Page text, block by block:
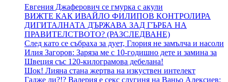
Евгения Джаферович се гмурка с акули
ВИЖТЕ КАК ИВАЙЛО ФИЛИПОВ КОНТРОЛИРА
ДИГИТАЛНАТА ДЪРЖАВА ЗАД ГЪРБА НА
ПРАВИТЕЛСТВОТО? (РАЗСЛЕДВАНЕ)
След като се събраха за дует, Глория не замълча и насоли
Илия Загоров: Заряза ме с 10-годишно дете и замина за
Швеция със 120-килограмова дебелана!
Шок! Лияна стана жертва на изкуствен интелект
Гадже ли?!? Валерия е секс слугиня на Ваньо Алексиев: